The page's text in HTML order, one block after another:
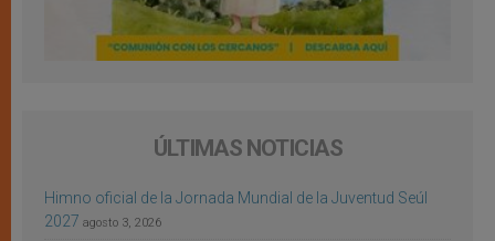
ÚLTIMAS NOTICIAS
Himno oficial de la Jornada Mundial de la Juventud Seúl
2027 agosto 3, 2026